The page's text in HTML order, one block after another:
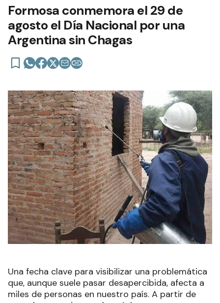
Formosa conmemora el 29 de
agosto el Día Nacional por una
Argentina sin Chagas
Una fecha clave para visibilizar una problemática
que, aunque suele pasar desapercibida, afecta a
miles de personas en nuestro país. A partir de